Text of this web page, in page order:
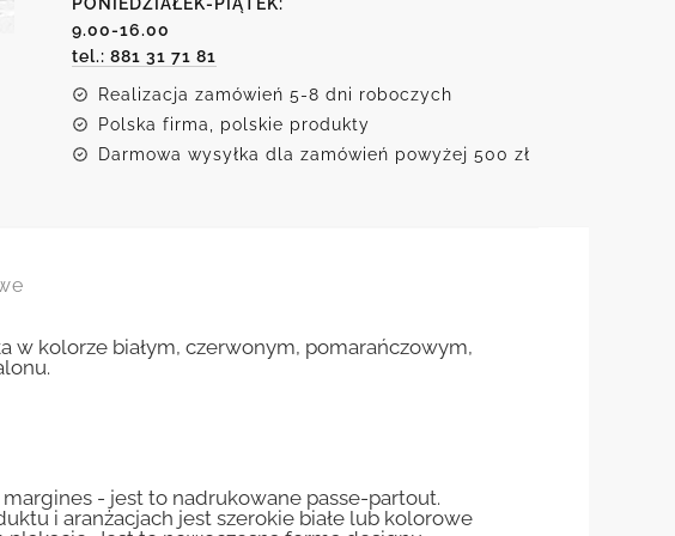
9.00-16.00
tel.: 881 31 71 81
Realizacja zamówień 5-8 dni roboczych
Polska firma, polskie produkty
Darmowa wysyłka dla zamówień powyżej 500 zł
w kolorze białym, czerwonym, pomarańczowym,
- jest to nadrukowane passe-partout.
i aranżacjach jest szerokie białe lub kolorowe